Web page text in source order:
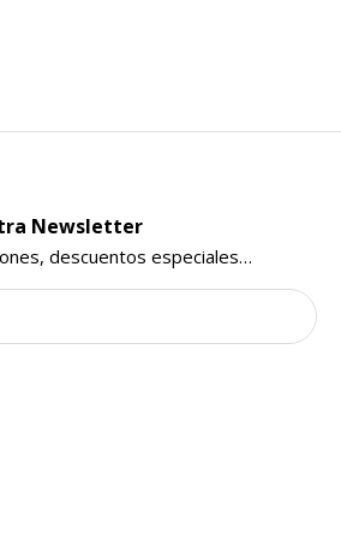
Newsletter
descuentos especiales…